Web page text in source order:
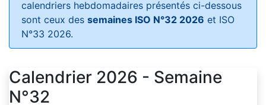
calendriers hebdomadaires présentés ci-dessous
sont ceux des semaines ISO N°32 2026 et ISO
N°33 2026.
Calendrier 2026 - Semaine
N°32